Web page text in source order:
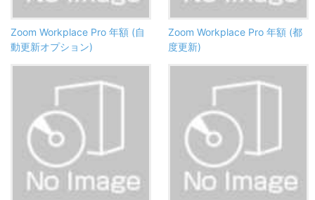
Zoom Workplace Pro 年額 (自
動更新オプション)
Zoom Workplace Pro 年額 (都
度更新)